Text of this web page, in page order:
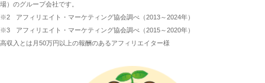
場）のグループ会社です。
※2
アフィリエイト・マーケティング協会調べ（2013～2024年）
※3
アフィリエイト・マーケティング協会調べ（2015～2020年）
高収入とは月50万円以上の報酬のあるアフィリエイター様